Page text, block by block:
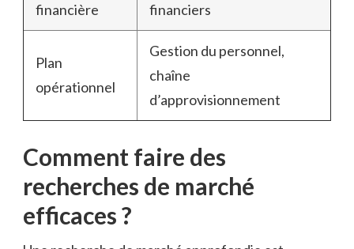
financière
financiers
Plan
opérationnel
Gestion du personnel,
chaîne
d’approvisionnement
Comment faire des
recherches de marché
efficaces ?